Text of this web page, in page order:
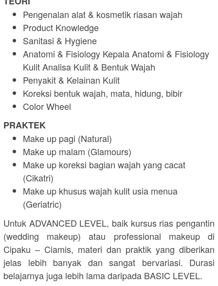
Pengenalan alat & kosmetik riasan wajah
Product Knowledge
Sanitasi & Hygiene
Anatomi & Fisiology Kepala Anatomi & Fisiology
Kulit Analisa Kulit & Bentuk Wajah
Penyakit & Kelainan Kulit
Koreksi bentuk wajah, mata, hidung, bibir
Color Wheel
PRAKTEK
Make up pagi (Natural)
Make up malam (Glamours)
Make up koreksi bagian wajah yang cacat
(Cikatri)
Make up khusus wajah kulit usia menua
(Geriatric)
Untuk ADVANCED LEVEL, baik kursus rias pengantin
(wedding makeup) atau professional makeup di
Cipaku – Ciamis, materi dan praktik yang diberikan
jelas lebih banyak dan sangat bervariasi. Durasi
belajarnya juga lebih lama daripada BASIC LEVEL.